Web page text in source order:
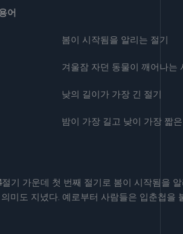
어
봄이 시작됨을 알리는 절기
겨울잠 자던 동물이 깨어나는
낮의 길이가 가장 긴 절기
밤이 가장 길고 낮이 가장 짧
절기 가운데 첫 번째 절기로 봄이 시작됨을
미도 지녔다. 예로부터 사람들은 입춘첩을